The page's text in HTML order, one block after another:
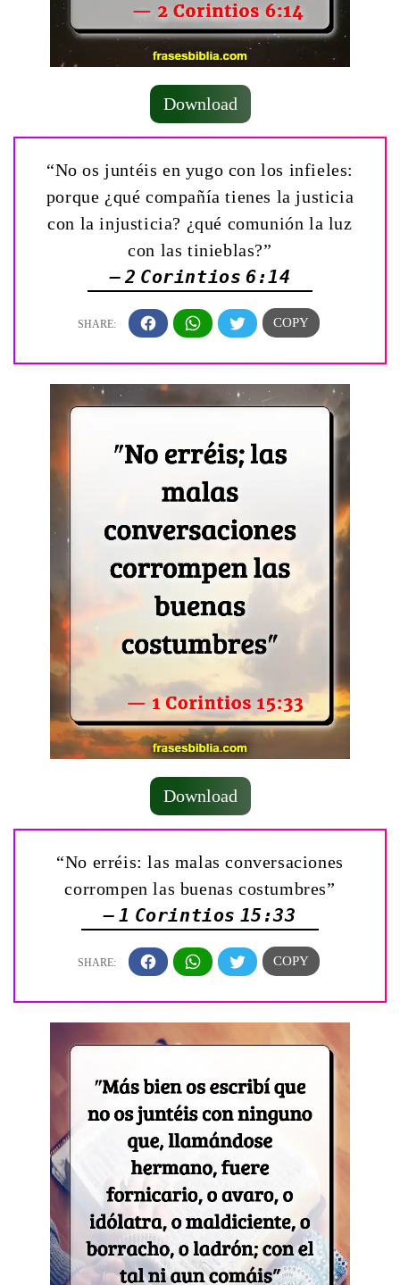
Download
“No os juntéis en yugo con los infieles:
porque ¿qué compañía tienes la justicia
con la injusticia? ¿qué comunión la luz
con las tinieblas?”
— 2 Corintios 6:14
Download
“No erréis: las malas conversaciones
corrompen las buenas costumbres”
— 1 Corintios 15:33